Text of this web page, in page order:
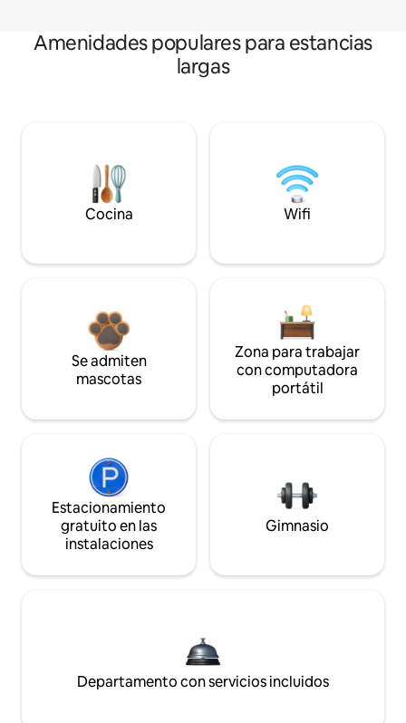
Amenidades populares para estancias
largas
Cocina Wifi
Se admiten
mascotas
Zona para trabajar
con computadora
portátil
Estacionamiento
gratuito en las
instalaciones
Gimnasio
Departamento con servicios incluidos